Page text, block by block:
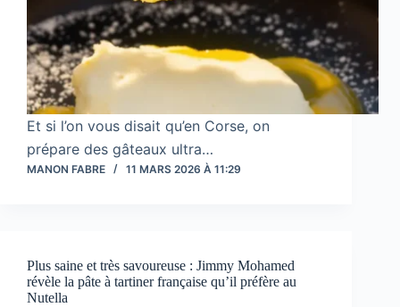
Et si l’on vous disait qu’en Corse, on
prépare des gâteaux ultra…
MANON FABRE 11 MARS 2026 À 11:29
Plus saine et très savoureuse : Jimmy Mohamed
révèle la pâte à tartiner française qu’il préfère au
Nutella